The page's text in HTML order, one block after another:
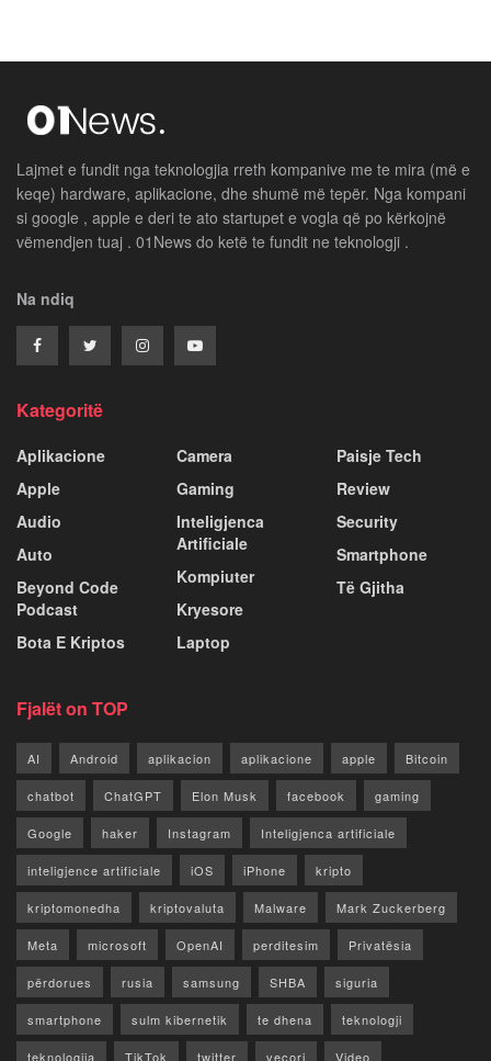
Lajmet e fundit nga teknologjia rreth kompanive me te mira (më e
keqe) hardware, aplikacione, dhe shumë më tepër. Nga kompani
si google , apple e deri te ato startupet e vogla që po kërkojnë
vëmendjen tuaj . 01News do ketë te fundit ne teknologji .
Na ndiq
Kategoritë
Aplikacione
Apple
Audio
Auto
Beyond Code
Podcast
Bota E Kriptos
Camera
Gaming
Inteligjenca
Artificiale
Kompiuter
Kryesore
Laptop
Paisje Tech
Review
Security
Smartphone
Të Gjitha
Fjalët on TOP
AI Android aplikacion aplikacione apple Bitcoin
chatbot ChatGPT Elon Musk facebook gaming
Google haker Instagram Inteligjenca artificiale
inteligjence artificiale iOS iPhone kripto
kriptomonedha kriptovaluta Malware Mark Zuckerberg
Meta microsoft OpenAI perditesim Privatësia
përdorues rusia samsung SHBA siguria
smartphone sulm kibernetik te dhena teknologji
teknologjia TikTok twitter vecori Video